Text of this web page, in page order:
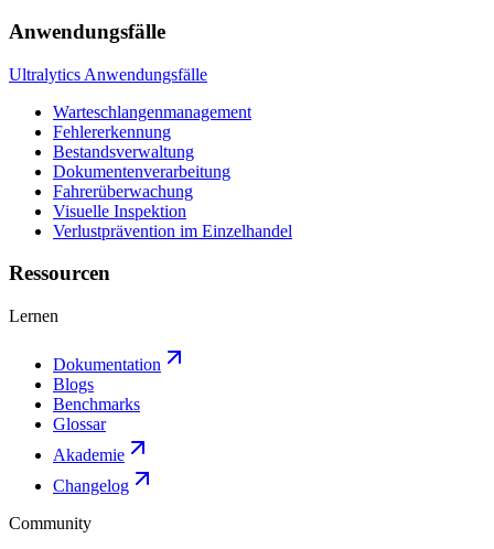
Anwendungsfälle
Ultralytics Anwendungsfälle
Warteschlangenmanagement
Fehlererkennung
Bestandsverwaltung
Dokumentenverarbeitung
Fahrerüberwachung
Visuelle Inspektion
Verlustprävention im Einzelhandel
Ressourcen
Lernen
Dokumentation
Blogs
Benchmarks
Glossar
Akademie
Changelog
Community